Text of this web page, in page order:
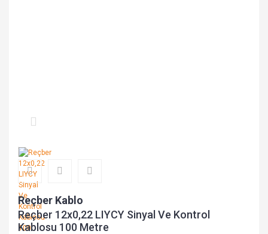
Reçber Kablo
Reçber 12x0,22 LIYCY Sinyal Ve Kontrol
Kablosu 100 Metre